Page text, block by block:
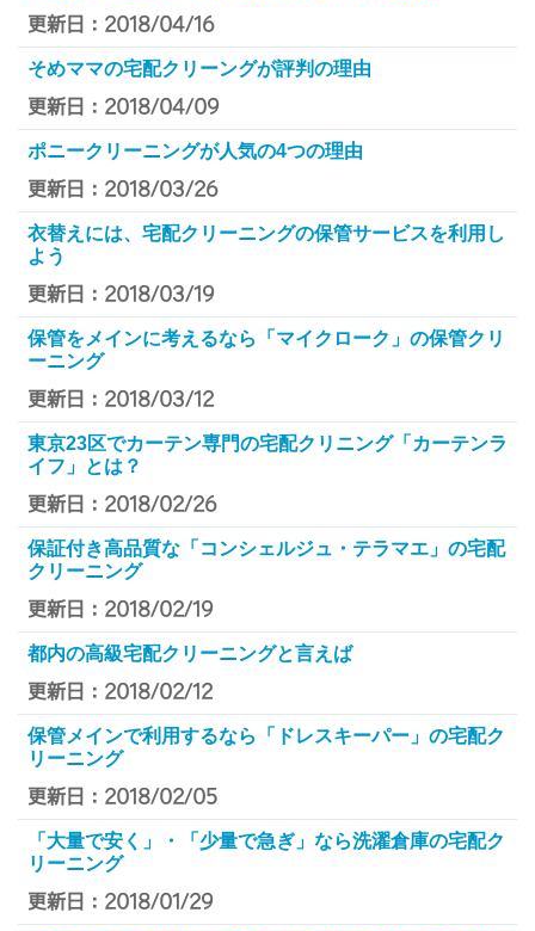
更新日：2018/04/16
そめママの宅配クリーングが評判の理由
更新日：2018/04/09
ポニークリーニングが人気の4つの理由
更新日：2018/03/26
衣替えには、宅配クリーニングの保管サービスを利用し
よう
更新日：2018/03/19
保管をメインに考えるなら「マイクローク」の保管クリ
ーニング
更新日：2018/03/12
東京23区でカーテン専門の宅配クリニング「カーテンラ
イフ」とは？
更新日：2018/02/26
保証付き高品質な「コンシェルジュ・テラマエ」の宅配
クリーニング
更新日：2018/02/19
都内の高級宅配クリーニングと言えば
更新日：2018/02/12
保管メインで利用するなら「ドレスキーパー」の宅配ク
リーニング
更新日：2018/02/05
「大量で安く」・「少量で急ぎ」なら洗濯倉庫の宅配ク
リーニング
更新日：2018/01/29